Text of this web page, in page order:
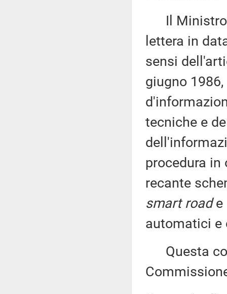
Il Ministro
lettera in
sensi
giugno
tecniche e
procedura in
recante
smart roade
automatici e
Questa